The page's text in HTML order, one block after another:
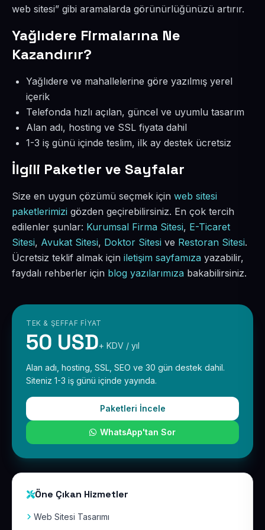
web sitesi” gibi aramalarda görünürlüğünüzü artırır.
Yağlıdere Firmalarına Ne
Kazandırır?
Yağlıdere ve mahallelerine göre yazılmış yerel
içerik
Telefonda hızlı açılan, güncel ve uyumlu tasarım
Alan adı, hosting ve SSL fiyata dahil
1-3 iş günü içinde teslim, ilk ay destek ücretsiz
İlgili Paketler ve Sayfalar
Size en uygun çözümü seçmek için web sitesi
paketlerimizi gözden geçirebilirsiniz. En çok tercih
edilenler şunlar: Kurumsal Firma Sitesi, E-Ticaret
Sitesi, Avukat Sitesi, Doktor Sitesi ve Restoran Sitesi.
Ücretsiz teklif almak için iletişim sayfamıza yazabilir,
faydalı rehberler için blog yazılarımıza bakabilirsiniz.
TEK & ŞEFFAF FIYAT
50 USD+ KDV / yıl
Alan adı, hosting, SSL, SEO ve 30 gün destek dahil.
Siteniz 1-3 iş günü içinde yayında.
Paketleri İncele
WhatsApp'tan Sor
Öne Çıkan Hizmetler
Web Sitesi Tasarımı